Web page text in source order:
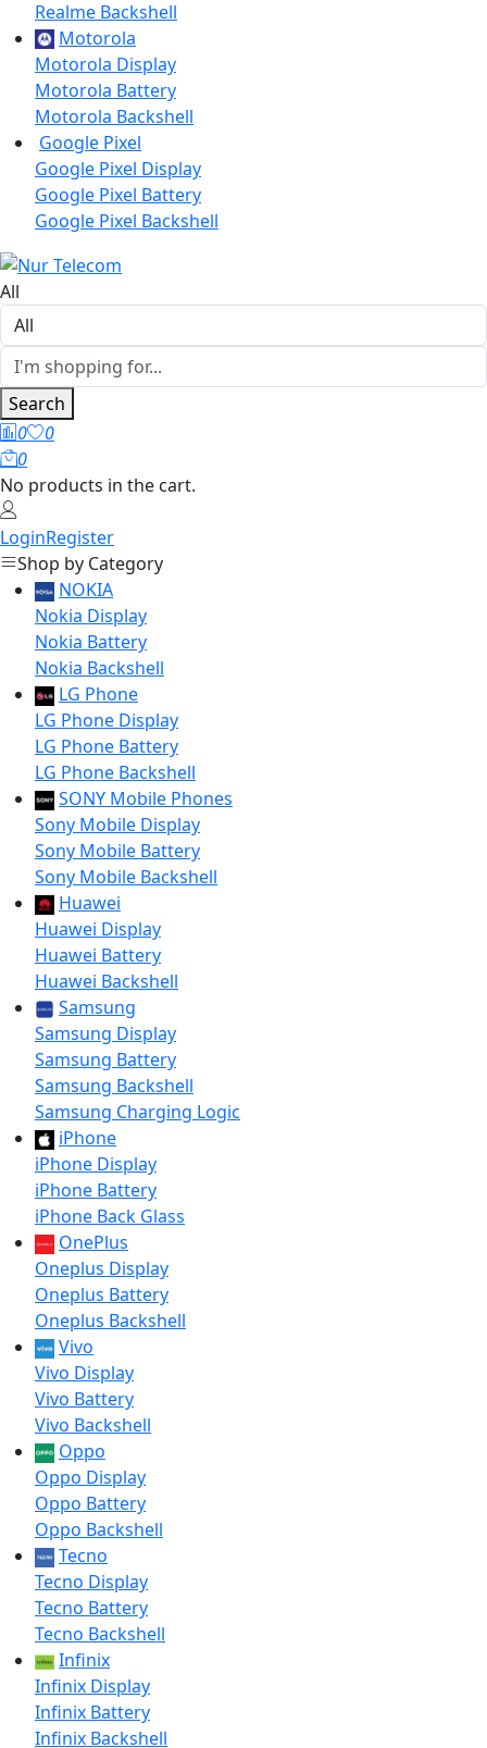
Realme Backshell
Motorola
Motorola Display
Motorola Battery
Motorola Backshell
Google Pixel
Google Pixel Display
Google Pixel Battery
Google Pixel Backshell
All
Search
0
0
0
No products in the cart.
LoginRegister
Shop by Category
NOKIA
Nokia Display
Nokia Battery
Nokia Backshell
LG Phone
LG Phone Display
LG Phone Battery
LG Phone Backshell
SONY Mobile Phones
Sony Mobile Display
Sony Mobile Battery
Sony Mobile Backshell
Huawei
Huawei Display
Huawei Battery
Huawei Backshell
Samsung
Samsung Display
Samsung Battery
Samsung Backshell
Samsung Charging Logic
iPhone
iPhone Display
iPhone Battery
iPhone Back Glass
OnePlus
Oneplus Display
Oneplus Battery
Oneplus Backshell
Vivo
Vivo Display
Vivo Battery
Vivo Backshell
Oppo
Oppo Display
Oppo Battery
Oppo Backshell
Tecno
Tecno Display
Tecno Battery
Tecno Backshell
Infinix
Infinix Display
Infinix Battery
Infinix Backshell